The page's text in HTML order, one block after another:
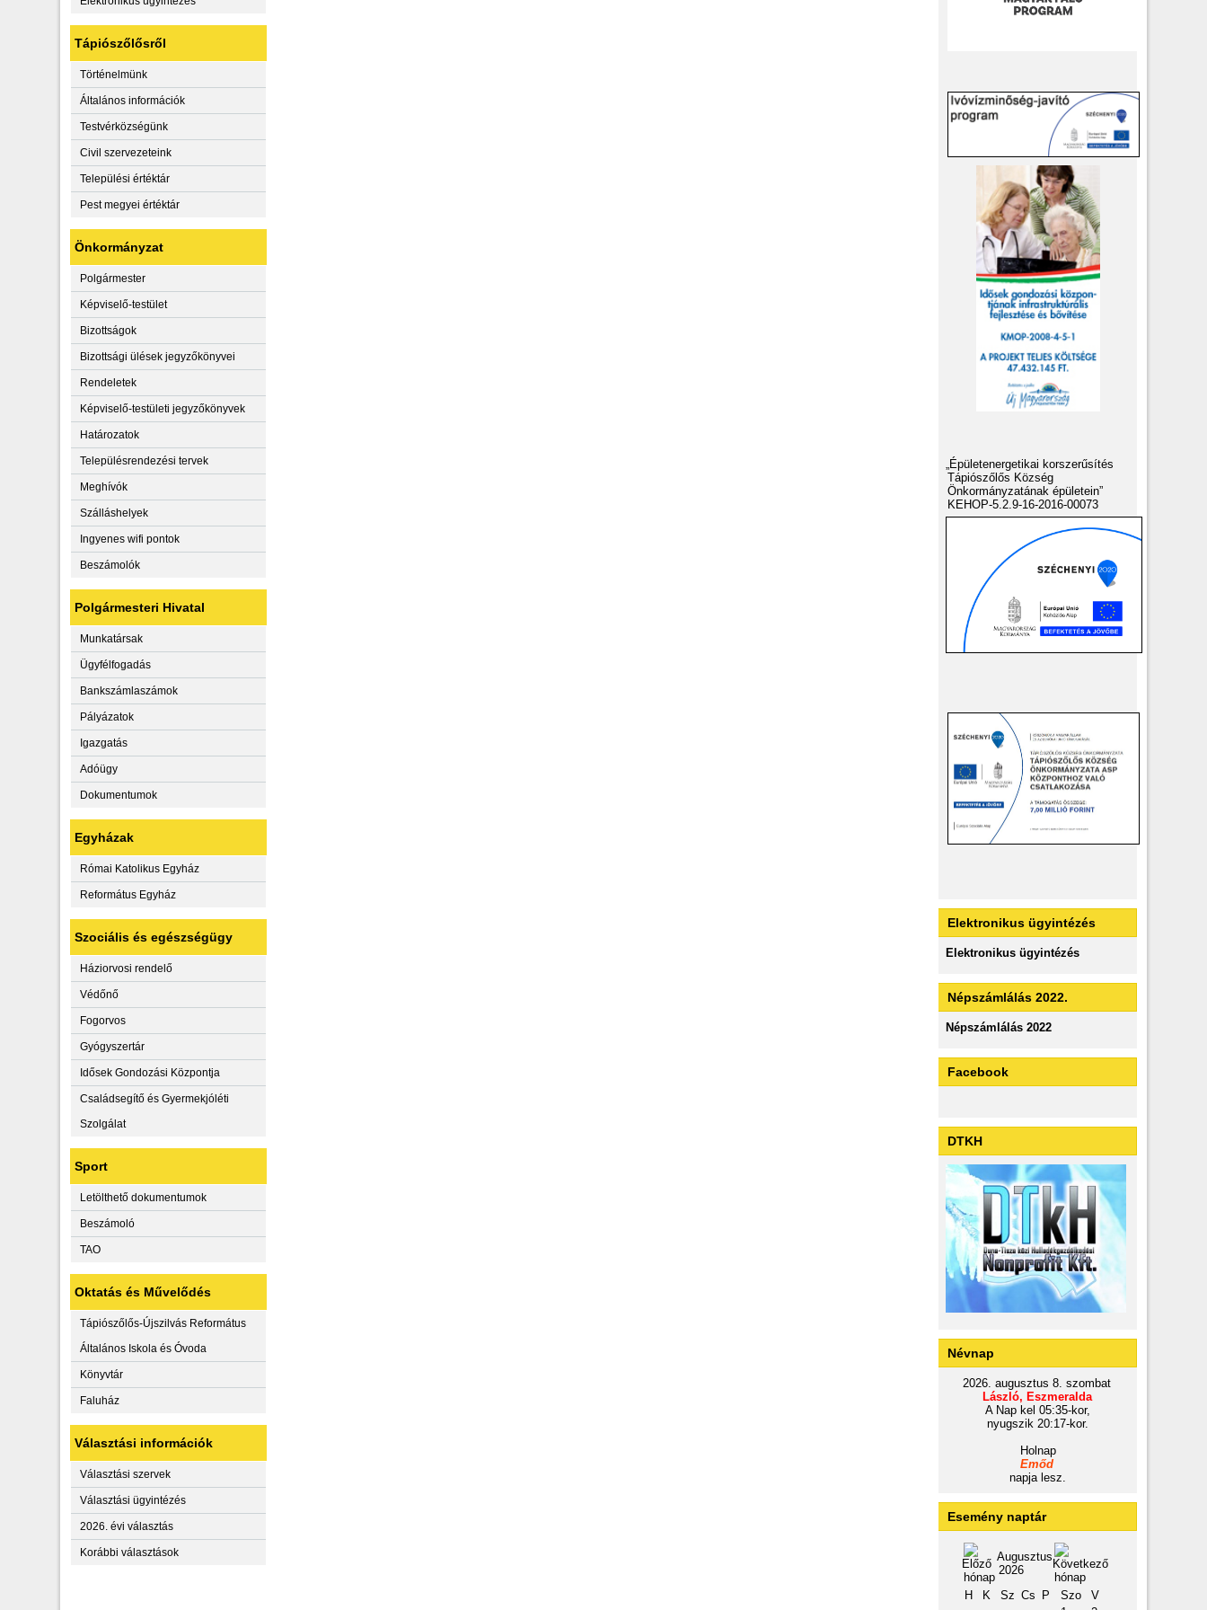
Tápiószőlősről
Történelmünk
Általános információk
Testvérközségünk
Civil szervezeteink
Települési értéktár
Pest megyei értéktár
Önkormányzat
Polgármester
Képviselő-testület
Bizottságok
Bizottsági ülések jegyzőkönyvei
Rendeletek
Képviselő-testületi jegyzőkönyvek
Határozatok
Településrendezési tervek
Meghívók
Szálláshelyek
Ingyenes wifi pontok
Beszámolók
Polgármesteri Hivatal
Munkatársak
Ügyfélfogadás
Bankszámlaszámok
Pályázatok
Igazgatás
Adóügy
Dokumentumok
Egyházak
Római Katolikus Egyház
Református Egyház
Szociális és egészségügy
Háziorvosi rendelő
Védőnő
Fogorvos
Gyógyszertár
Idősek Gondozási Központja
Családsegítő és Gyermekjóléti
Szolgálat
Sport
Letölthető dokumentumok
Beszámoló
TAO
Oktatás és Művelődés
Tápiószőlős-Újszilvás Református
Általános Iskola és Óvoda
Könyvtár
Faluház
Választási információk
Választási szervek
Választási ügyintézés
2026. évi választás
Korábbi választások
„Épületenergetikai korszerűsítés
Tápiószőlős Község
Önkormányzatának épületein”
KEHOP-5.2.9-16-2016-00073
Elektronikus ügyintézés
Elektronikus ügyintézés
Népszámlálás 2022.
Népszámlálás 2022
Facebook
DTKH
Névnap
2026. augusztus 8. szombat
László, Eszmeralda
A Nap kel 05:35-kor,
nyugszik 20:17-kor.
Holnap
Emőd
napja lesz.
Esemény naptár
Augusztus
2026
H
K Sz Cs P Szo
V